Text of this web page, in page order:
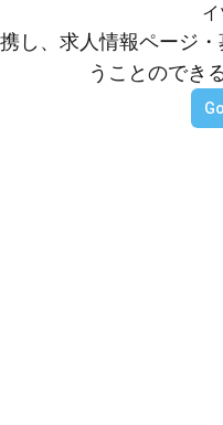
し、求人情報ページ
うことのでき